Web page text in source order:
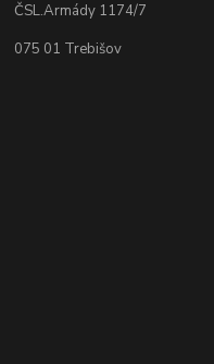
ČSL.Armády 1174/7
075 01 Trebišov